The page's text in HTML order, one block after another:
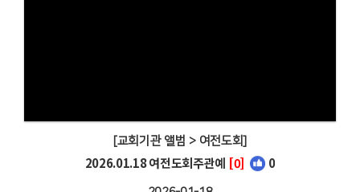
[교회기관 앨범 > 여전도회]
2026.01.18 여전도회주관예 [0] 0